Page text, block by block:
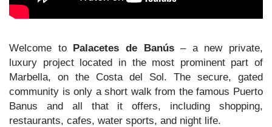
Welcome to Palacetes de Banús– a new private,
luxury project located in the most prominent part of
Marbella, on the Costa del Sol. The secure, gated
community is only a short walk from the famous Puerto
Banus and all that it offers, including shopping,
restaurants, cafes, water sports, and night life.